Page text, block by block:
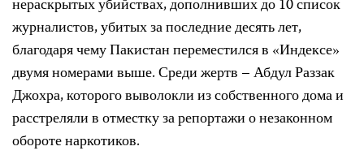
нераскрытых убийствах, дополнивших до 10 список
журналистов, убитых за последние десять лет,
благодаря чему Пакистан переместился в «Индексе»
двумя номерами выше. Среди жертв – Абдул Раззак
Джохра, которого выволокли из собственного дома и
расстреляли в отместку за репортажи о незаконном
обороте наркотиков.